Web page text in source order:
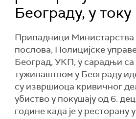
Београду, у току
Припадници
послова, Полицијске
Београд, УКП, у сарадњи
тужилаштвом у Београду
су извршиоца кривичног
убиство у покушају од 6.
године када је у ресторану